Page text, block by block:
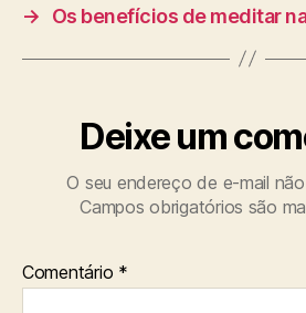
→
Os benefícios de meditar
Deixe um
O seu endereço de e-mail
Campos obrigatórios são
Comentário *